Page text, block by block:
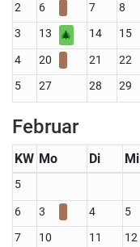
2 6 7 8
3
13 🎄 14 15
4 20 21 22
5
27 28 29
Februar
KW Mo Di Mi
5
6 3 4 5
7
10 11 12